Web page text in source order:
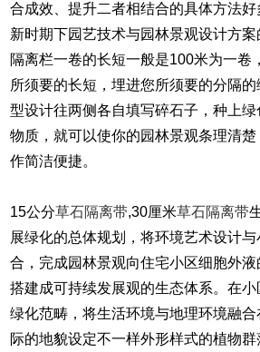
合成效、提升二者相结合的具体方法好
新时期下园艺技术与园林景观设计方案
隔离栏一卷的长短一般是100米为一卷
所须要的长短，埋进您所须要的分隔
型设计往两侧各自填写碎石子，种上
物质，就可以使你的园林景观条理清
作简洁便捷。
15公分草石隔离带,30厘米草石隔离带
展绿化的总体规划，将环境艺术设计
合，完成园林景观向住宅小区细胞外
搭建成可持续发展观的生态体系。在
绿化范畴，将生活环境与地理环境融
际的地貌设定不一样外形样式的植物